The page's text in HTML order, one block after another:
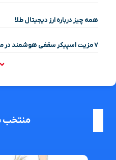
همه چیز درباره ارز دیجیتال طلا
۷ مزیت اسپیکر سقفی هوشمند در معماری خانه‌ های مدرن
منتخب